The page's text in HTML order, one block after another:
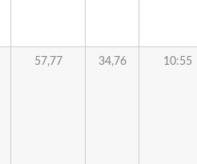
57,77 34,76 10:55